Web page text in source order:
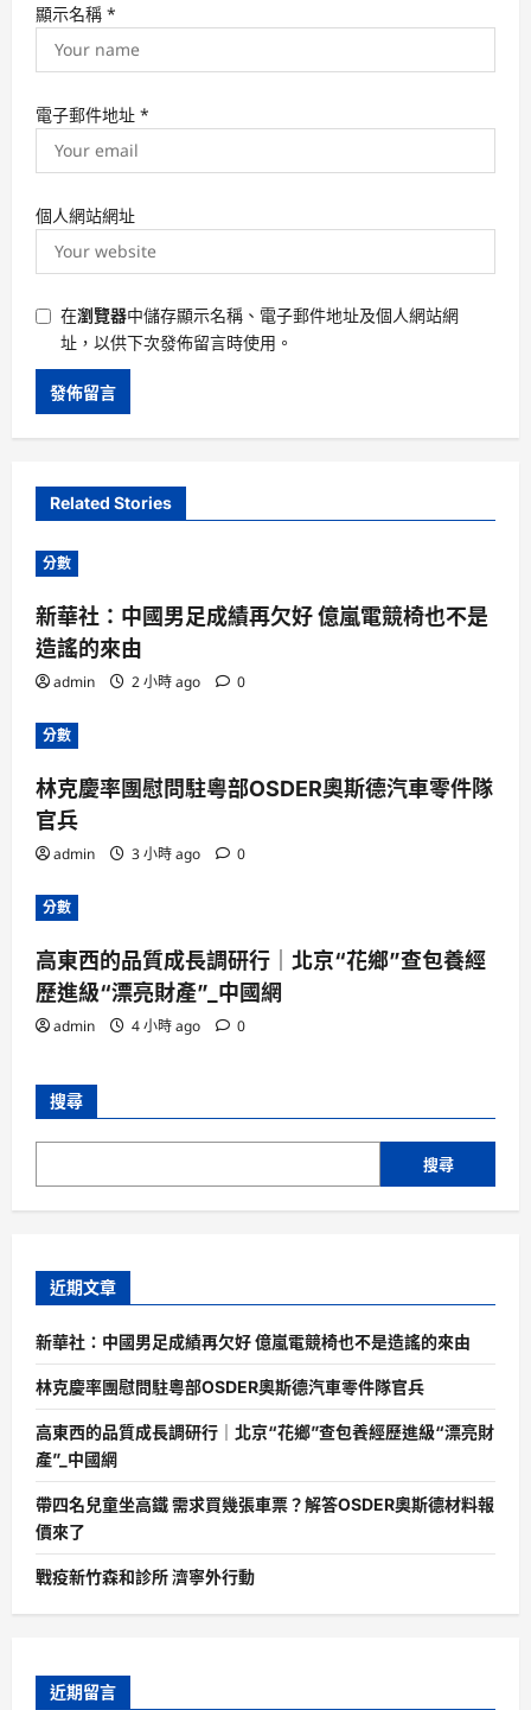
顯示名稱 *
電子郵件地址 *
個人網站網址
在瀏覽器中儲存顯示名稱、電子郵件地址及個人網站網
址，以供下次發佈留言時使用。
Related Stories
分數
新華社：中國男足成績再欠好 億嵐電競椅也不是
造謠的來由
admin 2 小時 ago 0
分數
林克慶率團慰問駐粵部OSDER奧斯德汽車零件隊
官兵
admin 3 小時 ago 0
分數
高東西的品質成長調研行｜北京“花鄉”查包養經
歷進級“漂亮財產”_中國網
admin 4 小時 ago 0
搜尋
搜尋
近期文章
新華社：中國男足成績再欠好 億嵐電競椅也不是造謠的來由
林克慶率團慰問駐粵部OSDER奧斯德汽車零件隊官兵
高東西的品質成長調研行｜北京“花鄉”查包養經歷進級“漂亮財
產”_中國網
帶四名兒童坐高鐵 需求買幾張車票？解答OSDER奧斯德材料報
價來了
戰疫新竹森和診所 濟寧外行動
近期留言